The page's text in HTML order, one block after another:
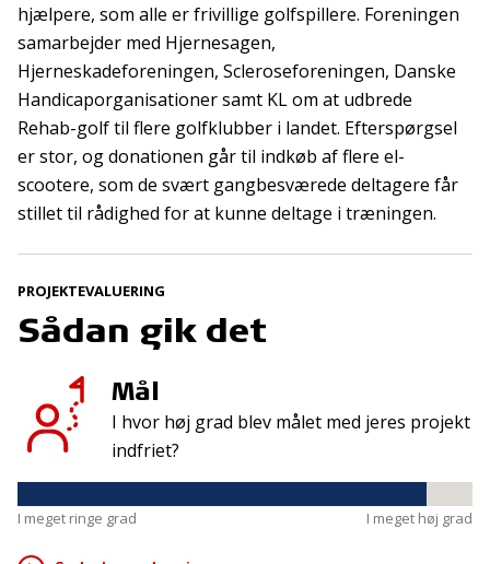
hjælpere, som alle er frivillige golfspillere. Foreningen
samarbejder med Hjernesagen,
Hjerneskadeforeningen, Scleroseforeningen, Danske
Handicaporganisationer samt KL om at udbrede
Rehab-golf til flere golfklubber i landet. Efterspørgsel
er stor, og donationen går til indkøb af flere el-
scootere, som de svært gangbesværede deltagere får
stillet til rådighed for at kunne deltage i træningen.
PROJEKTEVALUERING
Sådan gik det
Mål
I hvor høj grad blev målet med jeres projekt
indfriet?
I meget ringe grad I meget høj grad
Tilmeld nyhedsbrev
De seneste nyheder om TrygFondens og TryghedsGruppens
aktiviteter direkte i din indbakke.
Tilmeld
Kontakt
TrygFonden
info@trygfonden.dk
TryghedsGruppen
info@tryghedsgruppen.dk
Vis vej hertil